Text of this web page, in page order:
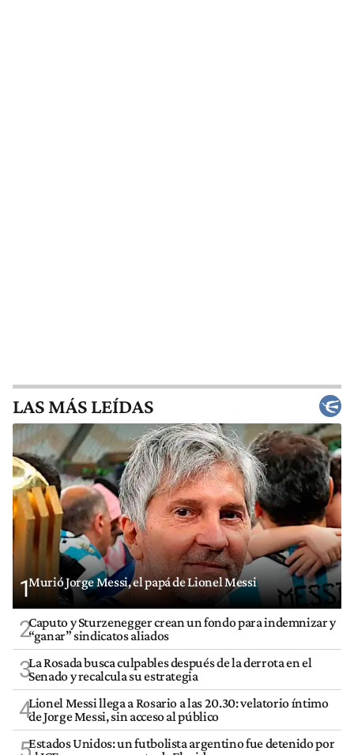
LAS MÁS LEÍDAS
1Murió Jorge Messi, el papá de Lionel Messi
2Caputo y Sturzenegger crean un fondo para indemnizar y
“ganar” sindicatos aliados
3La Rosada busca culpables después de la derrota en el
Senado y recalcula su estrategia
4Lionel Messi llega a Rosario a las 20.30: velatorio íntimo
de Jorge Messi, sin acceso al público
Estados Unidos: un futbolista argentino fue detenido por